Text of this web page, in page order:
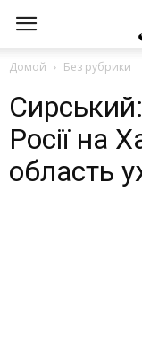
Домой Без рубрики
Росії на
область